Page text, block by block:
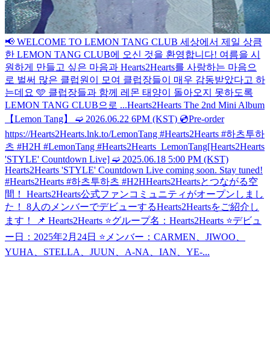
📢 WELCOME TO LEMON TANG CLUB 세상에서 제일 상큼
한 LEMON TANG CLUB에 오신 것을 환영합니다! 여름을 시
원하게 만들고 싶은 마음과 Hearts2Hearts를 사랑하는 마음으
로 벌써 많은 클럽원이 모여 클럽장들이 매우 감동받았다고 하
는데요 🩵 클럽장들과 함께 레몬 태양이 돌아오지 못하도록
LEMON TANG CLUB으로 ...Hearts2Hearts The 2nd Mini Album
【Lemon Tang】 ➫ 2026.06.22 6PM (KST) 💿Pre-order
https://Hearts2Hearts.lnk.to/LemonTang #Hearts2Hearts #하츠투하
츠 #H2H #LemonTang #Hearts2Hearts_LemonTang[Hearts2Hearts
'STYLE' Countdown Live] ➫ 2025.06.18 5:00 PM (KST)
Hearts2Hearts 'STYLE' Countdown Live coming soon. Stay tuned!
#Hearts2Hearts #하츠투하츠 #H2HHearts2Heartsとつながる空
間！ Hearts2Hearts公式ファンコミュニティがオープンしまし
た！ 8人のメンバーでデビューするHearts2Heartsをご紹介し
ます！ 📌 Hearts2Hearts ⭐️グループ名：Hearts2Hearts ⭐️デビュ
ー日：2025年2月24日 ⭐️メンバー：CARMEN、JIWOO、
YUHA、STELLA、JUUN、A-NA、IAN、YE-...